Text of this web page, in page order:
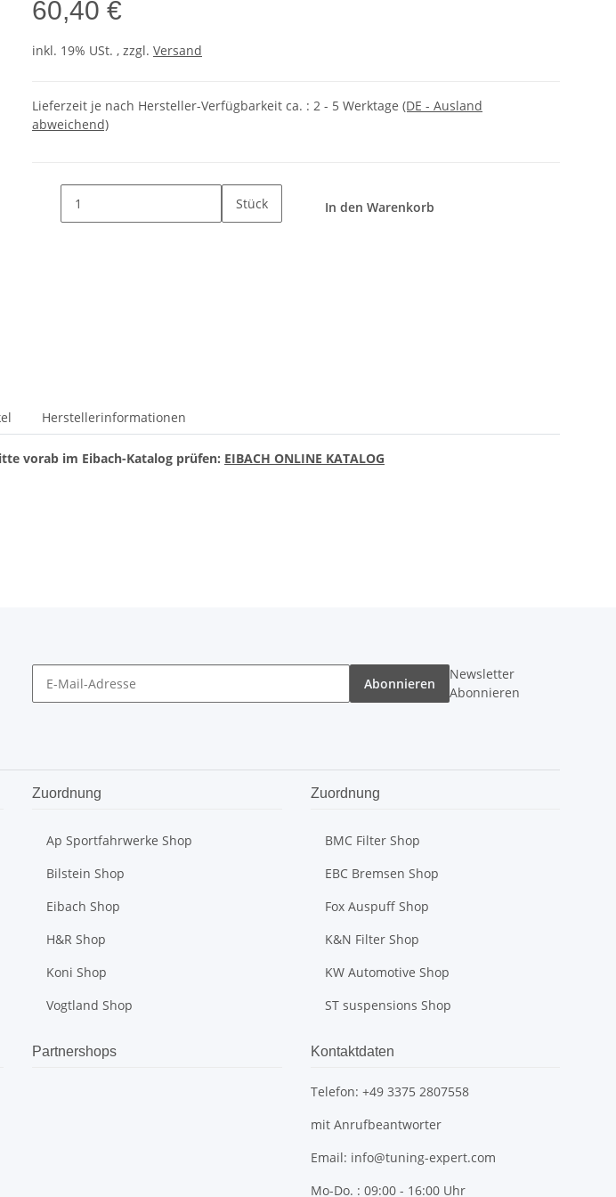
60,40 €
inkl. 19% USt. , zzgl. Versand
Lieferzeit je nach Hersteller-Verfügbarkeit ca. : 2 - 5 Werktage (DE - Ausland
abweichend)
Stück In den Warenkorb
Herstellerinformationen
vorab im Eibach-Katalog prüfen: EIBACH ONLINE KATALOG
Abonnieren
Newsletter
Abonnieren
Zuordnung
Ap Sportfahrwerke Shop
Bilstein Shop
Eibach Shop
H&R Shop
Koni Shop
Vogtland Shop
Zuordnung
BMC Filter Shop
EBC Bremsen Shop
Fox Auspuff Shop
K&N Filter Shop
KW Automotive Shop
ST suspensions Shop
Partnershops Kontaktdaten
Telefon: +49 3375 2807558
mit Anrufbeantworter
Email: info@tuning-expert.com
Mo-Do. : 09:00 - 16:00 Uhr